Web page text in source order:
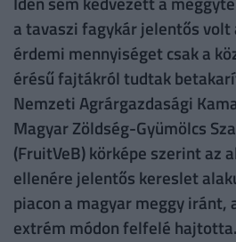
a tavaszi fagykár jelentős
érdemi mennyiséget csak a
érésű fajtákról tudtak
Nemzeti Agrárgazdasági
Magyar Zöldség-Gyümölcs
(FruitVeB) körképe szerint az
ellenére jelentős kereslet
piacon a magyar meggy iránt,
extrém módon felfelé hajtotta.